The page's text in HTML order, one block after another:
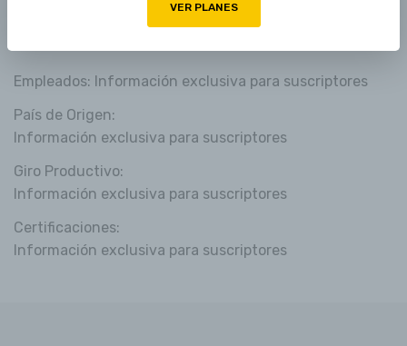
Empleados: Información exclusiva para suscriptores
País de Origen:
Información exclusiva para suscriptores
Giro Productivo:
Información exclusiva para suscriptores
Certificaciones:
Información exclusiva para suscriptores
VER PLANES